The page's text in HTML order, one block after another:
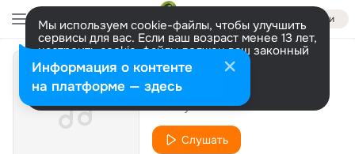
Войти
Мы используем cookie-файлы, чтобы улучшить
сервисы для вас. Если ваш возраст менее 13 лет,
настроить cookie-файлы должен ваш законный
представитель. Больше информации
Разрешить все Настроить
Свет в окне
А.Фисунов
Слушать
Информация о контенте
на платформе — здесь